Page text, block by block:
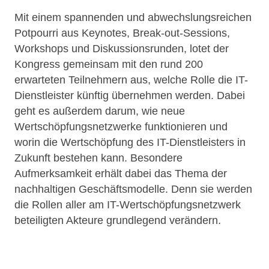
Mit einem spannenden und abwechslungsreichen
Potpourri aus Keynotes, Break-out-Sessions,
Workshops und Diskussionsrunden, lotet der
Kongress gemeinsam mit den rund 200
erwarteten Teilnehmern aus, welche Rolle die IT-
Dienstleister künftig übernehmen werden. Dabei
geht es außerdem darum, wie neue
Wertschöpfungsnetzwerke funktionieren und
worin die Wertschöpfung des IT-Dienstleisters in
Zukunft bestehen kann. Besondere
Aufmerksamkeit erhält dabei das Thema der
nachhaltigen Geschäftsmodelle. Denn sie werden
die Rollen aller am IT-Wertschöpfungsnetzwerk
beteiligten Akteure grundlegend verändern.